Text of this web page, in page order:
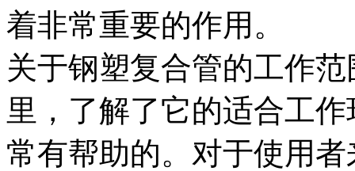
着非常重要的作用。
关于钢塑复合管的工作
里，了解了它的适合工
常有帮助的。对于使用